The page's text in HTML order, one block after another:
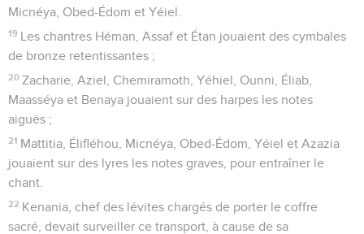
Micnéya, Obed-Édom et Yéiel.
19 Les chantres Héman, Assaf et Étan jouaient des cymbales
de bronze retentissantes ;
20 Zacharie, Aziel, Chemiramoth, Yéhiel, Ounni, Éliab,
Maasséya et Benaya jouaient sur des harpes les notes
aiguës ;
21 Mattitia, Élifléhou, Micnéya, Obed-Édom, Yéiel et Azazia
jouaient sur des lyres les notes graves, pour entraîner le
chant.
22 Kenania, chef des lévites chargés de porter le coffre
sacré, devait surveiller ce transport, à cause de sa